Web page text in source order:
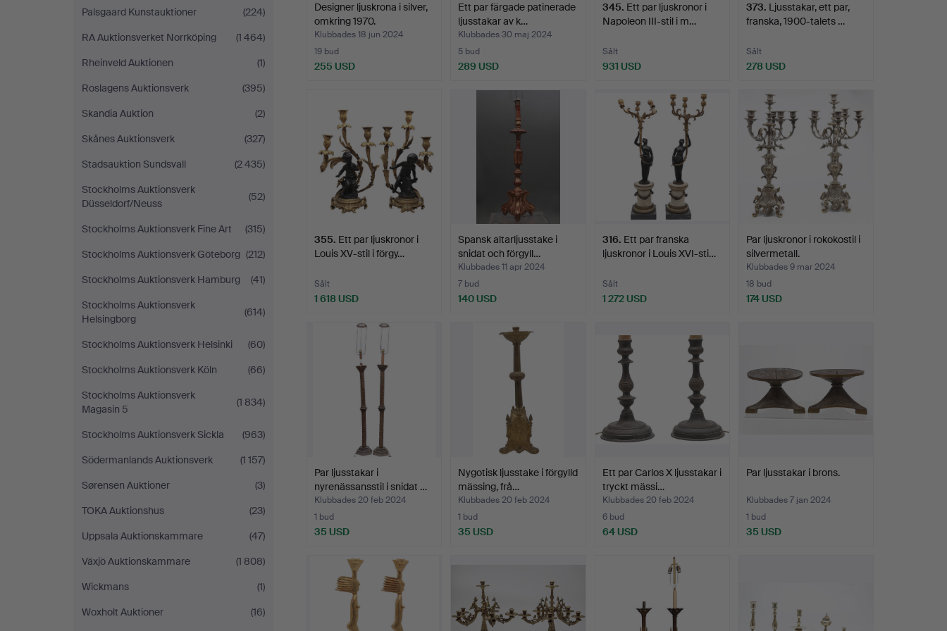
Palsgaard Kunstauktioner
(224)
RA Auktionsverket Norrköping
(1 464)
Rheinveld Auktionen
(1)
Roslagens Auktionsverk
(395)
Skandia Auktion
(2)
Skånes Auktionsverk
(327)
Stadsauktion Sundsvall
(2 435)
Stockholms Auktionsverk
Düsseldorf/Neuss
(52)
Stockholms Auktionsverk Fine Art
(315)
Stockholms Auktionsverk Göteborg (212)
Stockholms Auktionsverk Hamburg
(41)
Stockholms Auktionsverk
Helsingborg
(614)
Stockholms Auktionsverk Helsinki
(60)
Stockholms Auktionsverk Köln
(66)
Stockholms Auktionsverk
Magasin 5
(1 834)
Stockholms Auktionsverk Sickla
(963)
Södermanlands Auktionsverk
(1 157)
Sørensen Auktioner
(3)
TOKA Auktionshus
(23)
Uppsala Auktionskammare
(47)
Växjö Auktionskammare
(1 808)
Wickmans
(1)
Woxholt Auktioner
(16)
Designer ljuskrona i silver,
omkring 1970.
Klubbades 18 jun 2024
19 bud
255 USD
Ett par färgade patinerade
ljusstakar av k…
Klubbades 30 maj 2024
5 bud
289 USD
345. Ett par ljuskronor i
Napoleon III-stil i m…
Sålt
931 USD
373. Ljusstakar, ett par,
franska, 1900-talets …
Sålt
278 USD
355. Ett par ljuskronor i
Louis XV-stil i förgy…
Sålt
1 618 USD
Spansk altarljusstake i
snidat och förgyll…
Klubbades 11 apr 2024
7 bud
140 USD
316. Ett par franska
ljuskronor i Louis XVI-sti…
Sålt
1 272 USD
Par ljuskronor i rokokostil i
silvermetall.
Klubbades 9 mar 2024
18 bud
174 USD
Par ljusstakar i
nyrenässansstil i snidat …
Klubbades 20 feb 2024
1 bud
35 USD
Nygotisk ljusstake i förgylld
mässing, frå…
Klubbades 20 feb 2024
1 bud
35 USD
Ett par Carlos X ljusstakar i
tryckt mässi…
Klubbades 20 feb 2024
6 bud
64 USD
Par ljusstakar i brons.
Klubbades 7 jan 2024
1 bud
35 USD